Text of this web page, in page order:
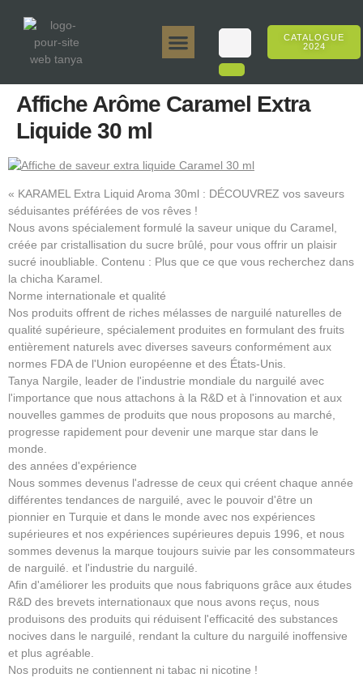
CATALOGUE
2024
Affiche Arôme Caramel Extra
Liquide 30 ml
« KARAMEL Extra Liquid Aroma 30ml : DÉCOUVREZ vos saveurs
séduisantes préférées de vos rêves !
Nous avons spécialement formulé la saveur unique du Caramel,
créée par cristallisation du sucre brûlé, pour vous offrir un plaisir
sucré inoubliable. Contenu : Plus que ce que vous recherchez dans
la chicha Karamel.
Norme internationale et qualité
Nos produits offrent de riches mélasses de narguilé naturelles de
qualité supérieure, spécialement produites en formulant des fruits
entièrement naturels avec diverses saveurs conformément aux
normes FDA de l'Union européenne et des États-Unis.
Tanya Nargile, leader de l'industrie mondiale du narguilé avec
l'importance que nous attachons à la R&D et à l'innovation et aux
nouvelles gammes de produits que nous proposons au marché,
progresse rapidement pour devenir une marque star dans le
monde.
des années d'expérience
Nous sommes devenus l'adresse de ceux qui créent chaque année
différentes tendances de narguilé, avec le pouvoir d'être un
pionnier en Turquie et dans le monde avec nos expériences
supérieures et nos expériences supérieures depuis 1996, et nous
sommes devenus la marque toujours suivie par les consommateurs
de narguilé. et l'industrie du narguilé.
Afin d'améliorer les produits que nous fabriquons grâce aux études
R&D des brevets internationaux que nous avons reçus, nous
produisons des produits qui réduisent l'efficacité des substances
nocives dans le narguilé, rendant la culture du narguilé inoffensive
et plus agréable.
Nos produits ne contiennent ni tabac ni nicotine !